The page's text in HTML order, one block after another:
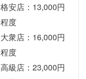
格安店：13,000円
程度
大衆店：16,000円
程度
高級店：23,000円